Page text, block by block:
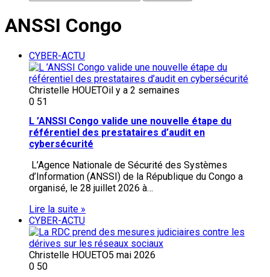
ANSSI Congo
CYBER-ACTU
Christelle HOUETOil y a 2 semaines
0 51
L ’ANSSI Congo valide une nouvelle étape du
référentiel des prestataires d’audit en
cybersécurité
L’Agence Nationale de Sécurité des Systèmes
d’Information (ANSSI) de la République du Congo a
organisé, le 28 juillet 2026 à…
Lire la suite »
CYBER-ACTU
Christelle HOUETO5 mai 2026
0 50